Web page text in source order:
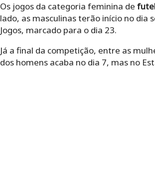
Os jogos da categoria feminina de
lado, as masculinas terão início no
Jogos, marcado para o dia 23.
Já a final da competição, entre as
dos homens acaba no dia 7, mas no